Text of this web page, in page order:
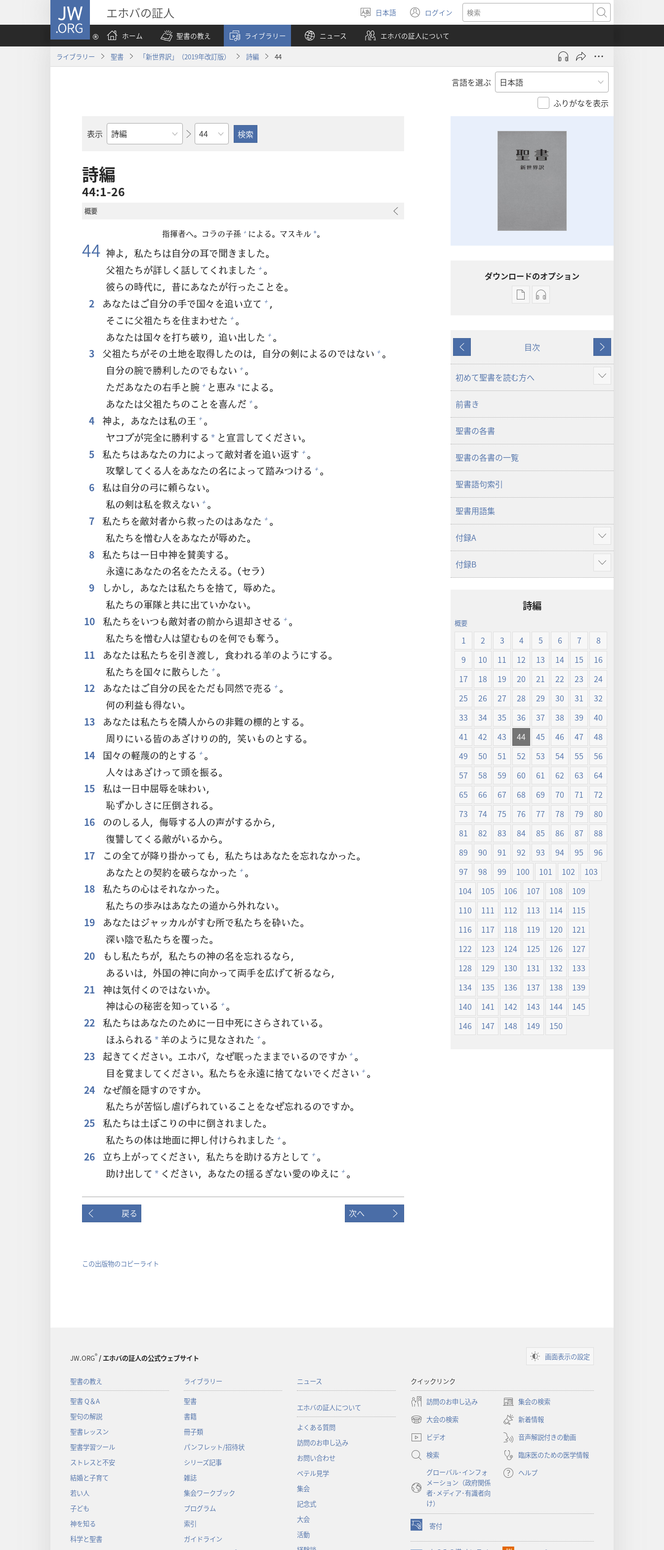
JW.ORG エホバの証人
言
語
を
選
日本語 ログイン
（新
し
い
タ
で
検
索
ホーム
聖書の教え ライブラリー ニュース エホバの証人について
ライブラリー 聖書 「新世界訳」（2019年改訂版） 詩編 44
言語を選ぶ
ふりがなを表示
表示
聖
の
書
名
章
詩編
44:1-26
概要
指揮者へ。コラの子孫 + による。マスキル *。
44 神よ， 私たちは自分の耳で聞きました。
父祖たちが詳しく 話してくれました + 。
彼らの時代に， 昔にあなたが行ったことを。
2
あなたはご自分の手で国々を追い立て + ，
そこに父祖たちを住まわせた + 。
あなたは国々を打ち破り， 追い出した + 。
3
父祖たちがその土地を取得したのは， 自分の剣によるのではない + 。
自分の腕で勝利したのでもない + 。
ただあなたの右手と腕 + と恵み *による。
あなたは父祖たちのことを喜んだ + 。
4
神よ，あなたは私の王 + 。
ヤコブが完全に勝利する * と宣言してください。
5
私たちはあなたの力によって敵対者を追い返す + 。
攻撃してくる人をあなたの名によって踏みつける + 。
6
私は自分の弓に頼らない。
私の剣は私を救えない + 。
7
私たちを敵対者から救ったのはあなた + 。
私たちを憎む人をあなたが辱めた。
8
私たちは一日中神を賛美する。
永遠にあなたの名をたたえる。（セラ）
9
しかし，あなたは私たちを捨て， 辱めた。
私たちの軍隊と共に出ていかない。
10
私たちをいつも敵対者の前から退却させる + 。
私たちを憎む人は望むものを何でも奪う。
11
あなたは私たちを引き渡し， 食われる羊のようにする。
私たちを国々に散らした + 。
12
あなたはご自分の民をただも同然で売る + 。
何の利益も得ない。
13
あなたは私たちを隣人からの非難の標的とする。
周りにいる皆のあざけりの的， 笑いものとする。
14
国々の軽蔑の的とする + 。
人々はあざけって頭を振る。
15
私は一日中屈辱を味わい，
恥ずかしさに圧倒される。
16
ののしる人， 侮辱する人の声がするから，
復讐してくる敵がいるから。
17
この全てが降り掛かっても， 私たちはあなたを忘れなかった。
あなたとの契約を破らなかった + 。
18
私たちの心はそれなかった。
私たちの歩みはあなたの道から外れない。
19
あなたはジャッカルがすむ所で私たちを砕いた。
深い陰で私たちを覆った。
20
もし私たちが， 私たちの神の名を忘れるなら，
あるいは， 外国の神に向かって両手を広げて祈るなら，
21
神は気付くのではないか。
神は心の秘密を知っている + 。
22
私たちはあなたのために一日中死にさらされている。
ほふられる * 羊のように見なされた + 。
23
起きてください。エホバ，なぜ眠ったままでいるのですか + 。
目を覚ましてください。 私たちを永遠に捨てないでください + 。
24
なぜ顔を隠すのですか。
私たちが苦悩し虐げられていることをなぜ忘れるのですか。
25
私たちは土ぼこりの中に倒されました。
私たちの体は地面に押し付けられました + 。
26
立ち上がってください， 私たちを助ける方として + 。
助け出して * ください，あなたの揺るぎない愛のゆえに + 。
戻る 次へ
この出版物のコピーライト
ダウンロードのオプション
出
ダ
ウ
ン
世
訳
書
オー
ウ
世
訳
書
戻
る
目次
次
へ
初めて聖書を読む方へ
さ
ら
表
前書き
聖書の各書
聖書の各書の一覧
聖書語句索引
聖書用語集
付録A
さ
ら
に
表
付録B
さ
ら
詩編
概要
1 2 3 4 5 6 7
8
9
10 11 12 13 14 15
16
17
18 19 20 21 22 23
24
25
26 27 28 29 30 31
32
33
34 35 36 37 38 39
40
41
42 43 44 45 46 47
48
49
50 51 52 53 54 55
56
57
58 59 60 61 62 63
64
65
66 67 68 69 70 71
72
73
74 75 76 77 78 79
80
81
82 83 84 85 86 87
88
89
90 91 92 93 94 95
96
97
98 99 100 101 102
103
104
105 106 107 108
109
110
111 112 113 114
115
116
117 118 119 120
121
122
123 124 125 126
127
128
129 130 131 132
133
134
135 136 137 138
139
140
141 142 143 144
145
146
147 148 149 150
JW.ORG® / エホバの証人の公式ウェブサイト 画面表示の設定
聖書の教え
聖書 Q＆A
聖句の解説
聖書レッスン
聖書学習ツール
ストレスと不安
結婚と子育て
若い人
子ども
神を知る
科学と聖書
ライブラリー
聖書
書籍
冊子類
パンフレット/招待状
シリーズ記事
雑誌
集会ワークブック
プログラム
索引
ガイドライン
ニュース
エホバの証人について
よくある質問
訪問のお申し込み
お問い合わせ
ベテル見学
集会
記念式
大会
活動
クイックリンク
訪問のお申し込み 集会の検索
（新
し
い
タ
ブ
で
開
く）
大会の検索
（新
し
タ
開
新着情報
ビデオ
音声解説付きの動画
検索
臨床医のための医学情報
グローバル･インフォ
メーション（政府関係
者･メディア･有識者向
け）
ヘルプ
寄付
（新
し